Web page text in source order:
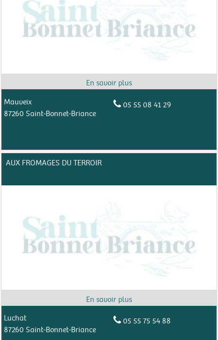
Mauveix
87260 Saint-Bonnet-Briance
05 55 08 41 29
AUX FROMAGES DU TERROIR
Luchat
87260 Saint-Bonnet-Briance
05 55 75 54 88